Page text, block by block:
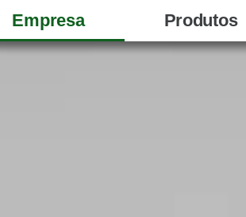
Empresa Produtos